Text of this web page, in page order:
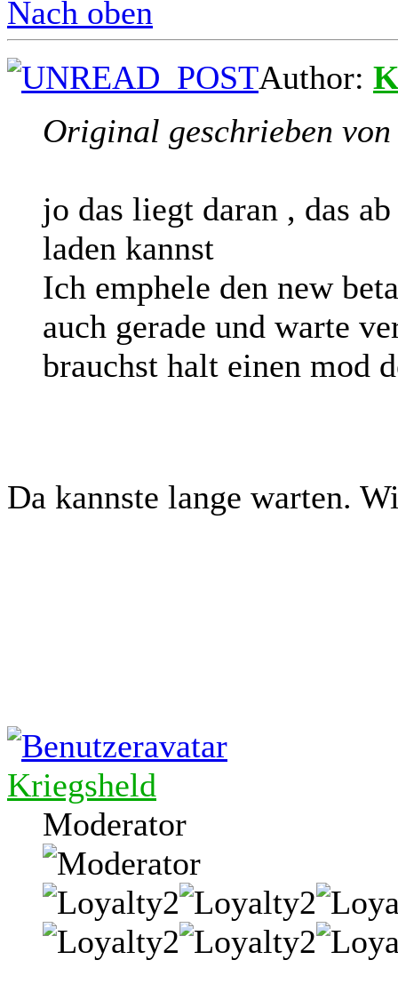
Nach oben
Author:
Original geschrieben von
jo das liegt daran , das
laden kannst
Ich emphele den new
auch gerade und warte
brauchst halt einen mod
Da kannste lange warten.
Kriegsheld
Moderator